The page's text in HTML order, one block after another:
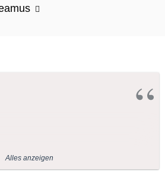
lollobrigidagina.html
Alles anzeigen